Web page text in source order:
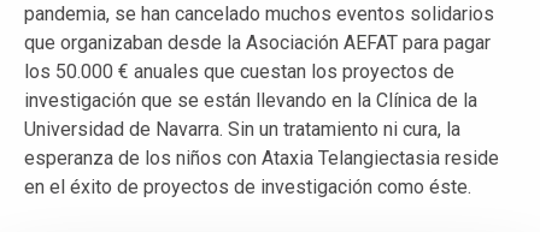
pandemia, se han cancelado muchos eventos solidarios
que organizaban desde la Asociación AEFAT para pagar
los 50.000 € anuales que cuestan los proyectos de
investigación que se están llevando en la Clínica de la
Universidad de Navarra. Sin un tratamiento ni cura, la
esperanza de los niños con Ataxia Telangiectasia reside
en el éxito de proyectos de investigación como éste.